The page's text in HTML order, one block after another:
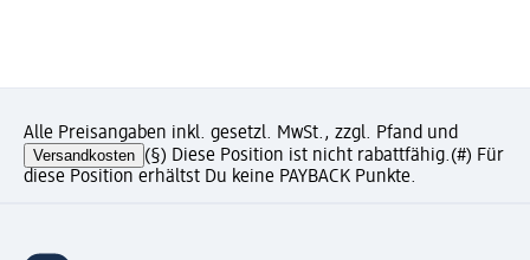
Alle Preisangaben inkl. gesetzl. MwSt., zzgl. Pfand und
Versandkosten (§) Diese Position ist nicht rabattfähig.(#) Für
diese Position erhältst Du keine PAYBACK Punkte.